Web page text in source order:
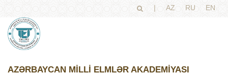
| AZ RU EN
AZƏRBAYCAN MİLLİ ELMLƏR AKADEMİYASI